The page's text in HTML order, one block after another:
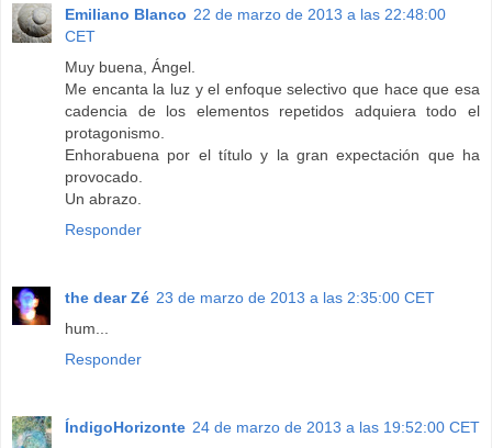
Emiliano Blanco 22 de marzo de 2013 a las 22:48:00
CET
Muy buena, Ángel.
Me encanta la luz y el enfoque selectivo que hace que esa
cadencia de los elementos repetidos adquiera todo el
protagonismo.
Enhorabuena por el título y la gran expectación que ha
provocado.
Un abrazo.
Responder
the dear Zé 23 de marzo de 2013 a las 2:35:00 CET
hum...
Responder
ÍndigoHorizonte 24 de marzo de 2013 a las 19:52:00 CET